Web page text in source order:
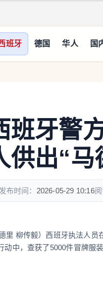
班牙 德国 华人 国
班牙警
供出“
发布时间： 2026-05-29 10:16阅
里 柳传毅）西班牙执法人
动中，查获了5000件冒牌